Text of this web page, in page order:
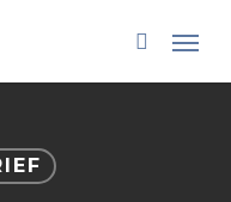
search
Menü